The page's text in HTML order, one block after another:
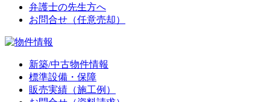
弁護士の先生方へ
お問合せ（任意売却）
新築/中古物件情報
標準設備・保障
販売実績（施工例）